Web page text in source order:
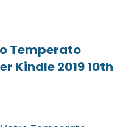
Temperato
Kindle 2019 10th